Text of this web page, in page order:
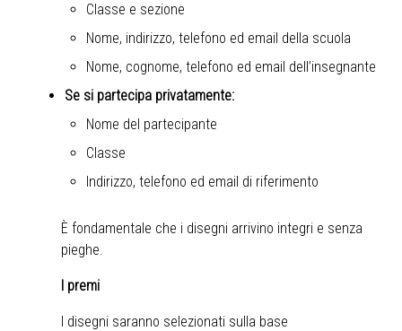
Classe e sezione
Nome, indirizzo, telefono ed email della scuola
Nome, cognome, telefono ed email dell’insegnante
Se si partecipa privatamente:
Nome del partecipante
Classe
Indirizzo, telefono ed email di riferimento
È fondamentale che i disegni arrivino integri e senza
pieghe.
I premi
I disegni saranno selezionati sulla base